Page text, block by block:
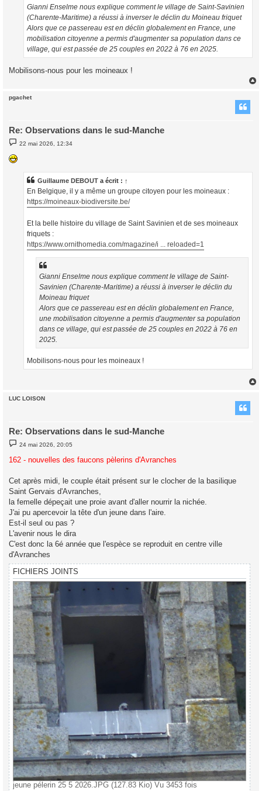
Gianni Enselme nous explique comment le village de Saint-Savinien
(Charente-Maritime) a réussi à inverser le déclin du Moineau friquet
Alors que ce passereau est en déclin globalement en France, une
mobilisation citoyenne a permis d'augmenter sa population dans ce
village, qui est passée de 25 couples en 2022 à 76 en 2025.
Mobilisons-nous pour les moineaux !
pgachet
Re: Observations dans le sud-Manche
M
e
s
22 mai 2026, 12:34
Guillaume DEBOUT a écrit : ↑
En Belgique, il y a même un groupe citoyen pour les moineaux :
https://moineaux-biodiversite.be/
Et la belle histoire du village de Saint Savinien et de ses moineaux
friquets :
https://www.ornithomedia.com/magazine/i ... reloaded=1
Gianni Enselme nous explique comment le village de Saint-
Savinien (Charente-Maritime) a réussi à inverser le déclin du
Moineau friquet
Alors que ce passereau est en déclin globalement en France,
une mobilisation citoyenne a permis d'augmenter sa population
dans ce village, qui est passée de 25 couples en 2022 à 76 en
2025.
Mobilisons-nous pour les moineaux !
LUC LOISON
Re: Observations dans le sud-Manche
M
e
s
s
e
24 mai 2026, 20:05
162 - nouvelles des faucons pèlerins d'Avranches
Cet après midi, le couple était présent sur le clocher de la basilique
Saint Gervais d'Avranches,
la femelle dépeçait une proie avant d'aller nourrir la nichée.
J'ai pu apercevoir la tête d'un jeune dans l'aire.
Est-il seul ou pas ?
L'avenir nous le dira
C'est donc la 6é année que l'espèce se reproduit en centre ville
d'Avranches
FICHIERS JOINTS
jeune pélerin 25 5 2026.JPG (127.83 Kio) Vu 3453 fois